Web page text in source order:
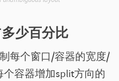
少百分比
每个窗口/容器的宽度/
个容器增加split方向的